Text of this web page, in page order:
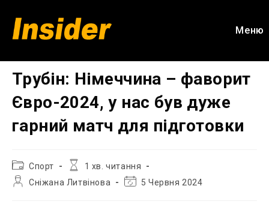
вмісту
Меню
Трубін: Німеччина – фаворит
Євро-2024, у нас був дуже
гарний матч для підготовки
Категорія
запису:
Спорт
Час
1 хв. читання
АвторСніжана Литвінова
Остання5 Червня 2024